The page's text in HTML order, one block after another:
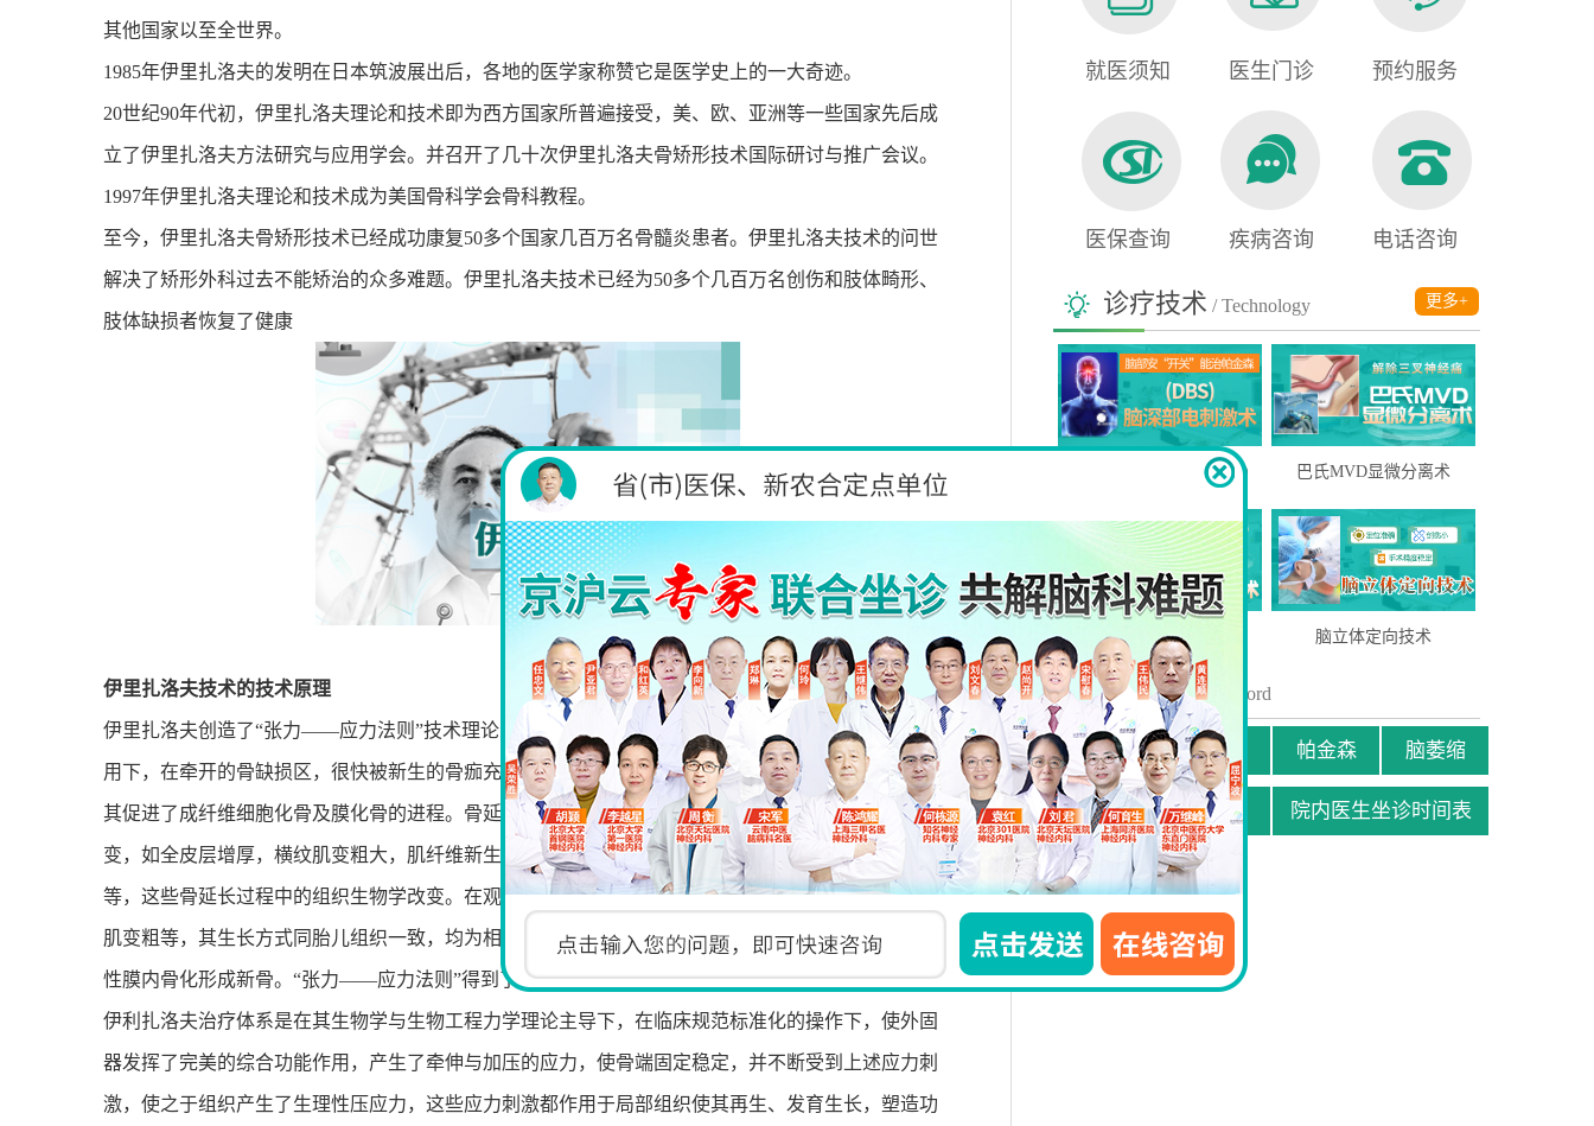
其他国家以至全世界。
1985年伊里扎洛夫的发明在日本筑波展出后，各地的医学家称赞它是医学史上的一大奇迹。
20世纪90年代初，伊里扎洛夫理论和技术即为西方国家所普遍接受，美、欧、亚洲等一些国家先后成
立了伊里扎洛夫方法研究与应用学会。并召开了几十次伊里扎洛夫骨矫形技术国际研讨与推广会议。
1997年伊里扎洛夫理论和技术成为美国骨科学会骨科教程。
至今，伊里扎洛夫骨矫形技术已经成功康复50多个国家几百万名骨髓炎患者。伊里扎洛夫技术的问世
解决了矫形外科过去不能矫治的众多难题。伊里扎洛夫技术已经为50多个几百万名创伤和肢体畸形、
肢体缺损者恢复了健康
伊里扎洛夫技术的技术原理
伊里扎洛夫创造了“张力——应力法则”技术理论，其生物学原理表现在骨延长过程中在外固定器的作
用下，在牵开的骨缺损区，很快被新生的骨痂充填，继之形成致密骨质，这是牵张应力刺激的结果，
其促进了成纤维细胞化骨及膜化骨的进程。骨延长时周围软组织同步得到牵引而发生相应生物学改
变，如全皮层增厚，横纹肌变粗大，肌纤维新生，血管中弹力层纤维增生，神经轴突血旺氏细胞增多
等，这些骨延长过程中的组织生物学改变。在观察中患肢骨痂大量新生，局部组织肥厚韧性增强骨骼
肌变粗等，其生长方式同胎儿组织一致，均为相同的细胞分裂。同时，骨牵引区域内的骨发生是纯粹
性膜内骨化形成新骨。“张力——应力法则”得到了范围内各国科学家临床普遍证明。
伊利扎洛夫治疗体系是在其生物学与生物工程力学理论主导下，在临床规范标准化的操作下，使外固
器发挥了完美的综合功能作用，产生了牵伸与加压的应力，使骨端固定稳定，并不断受到上述应力刺
激，使之于组织产生了生理性压应力，这些应力刺激都作用于局部组织使其再生、发育生长，塑造功
就医须知 医生门诊 预约服务
医保查询 疾病咨询 电话咨询
诊疗技术 / Technology 更多+
脑深部电刺激疗法(DBS) 巴氏MVD显微分离术
周围神经缩窄术(SPN) 脑立体定向技术
关键词/ Key word
抑郁 截瘫 帕金森 脑萎缩
贫困患者援助申请 院内医生坐诊时间表